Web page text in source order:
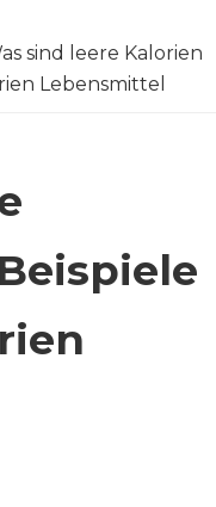
sind leere Kalorien
Lebensmittel